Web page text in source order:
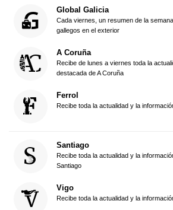
Global Galicia
Cada viernes, un resumen de la
gallegos en el exterior
A Coruña
Recibe de lunes a viernes toda la
destacada de A Coruña
Ferrol
Recibe toda la actualidad y la
Santiago
Recibe toda la actualidad y la
Santiago
Vigo
Recibe toda la actualidad y la